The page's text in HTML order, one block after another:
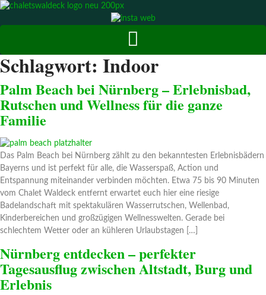
Zum
Schlagwort: Indoor
Palm Beach bei Nürnberg – Erlebnisbad,
Rutschen und Wellness für die ganze
Familie
Das Palm Beach bei Nürnberg zählt zu den bekanntesten Erlebnisbädern
Bayerns und ist perfekt für alle, die Wasserspaß, Action und
Entspannung miteinander verbinden möchten. Etwa 75 bis 90 Minuten
vom Chalet Waldeck entfernt erwartet euch hier eine riesige
Badelandschaft mit spektakulären Wasserrutschen, Wellenbad,
Kinderbereichen und großzügigen Wellnesswelten. Gerade bei
schlechtem Wetter oder an kühleren Urlaubstagen […]
Nürnberg entdecken – perfekter
Tagesausflug zwischen Altstadt, Burg und
Erlebnis